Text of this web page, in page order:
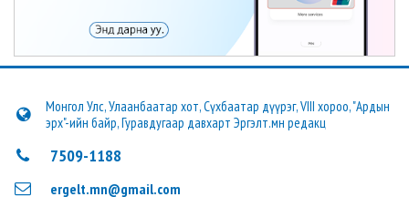
Монгол Улс, Улаанбаатар хот, Сүхбаатар дүүрэг, VIII хороо, "Ардын
эрх"-ийн байр, Гуравдугаар давхарт Эргэлт.мн редакц
7509-1188
ergelt.mn@gmail.com